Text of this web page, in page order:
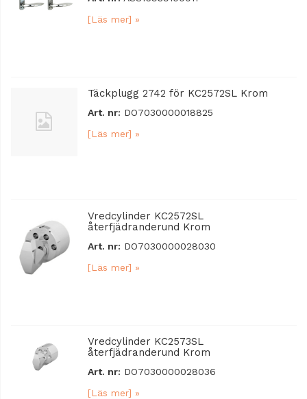
[Läs mer] »
Täckplugg 2742 för KC2572SL Krom
Art. nr: DO7030000018825
[Läs mer] »
Vredcylinder KC2572SL
återfjädranderund Krom
Art. nr: DO7030000028030
[Läs mer] »
Vredcylinder KC2573SL
återfjädranderund Krom
Art. nr: DO7030000028036
[Läs mer] »